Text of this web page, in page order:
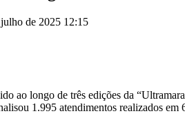
de 2025 12:15
ao longo de três edições da
1.995 atendimentos realizados